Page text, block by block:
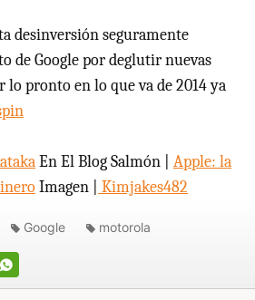
desinversión seguramente
de Google por deglutir nuevas
lo pronto en lo que va de 2014 ya
En El Blog Salmón | Apple: la
Imagen | Kimjakes482
Google motorola